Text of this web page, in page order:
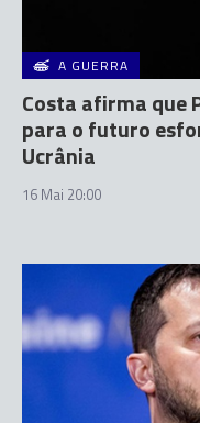
A GUERRA
Costa afirma que
para o futuro
Ucrânia
16 Mai 20:00